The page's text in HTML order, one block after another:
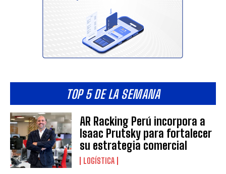
TOP 5 DE LA SEMANA
AR Racking Perú incorpora a
Isaac Prutsky para fortalecer
su estrategia comercial
LOGÍSTICA